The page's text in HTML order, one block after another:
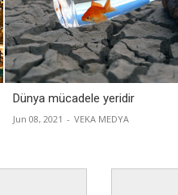
Dünya mücadele yeridir
Jun 08, 2021 - VEKA MEDYA